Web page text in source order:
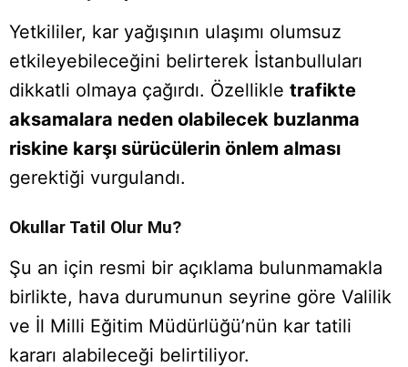
Yetkililer, kar yağışının ulaşımı olumsuz
etkileyebileceğini belirterek İstanbulluları
dikkatli olmaya çağırdı. Özellikle trafikte
aksamalara neden olabilecek buzlanma
riskine karşı sürücülerin önlem alması
gerektiği vurgulandı.
Okullar Tatil Olur Mu?
Şu an için resmi bir açıklama bulunmamakla
birlikte, hava durumunun seyrine göre Valilik
ve İl Milli Eğitim Müdürlüğü’nün kar tatili
kararı alabileceği belirtiliyor.